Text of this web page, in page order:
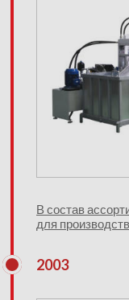
В состав
для
2003